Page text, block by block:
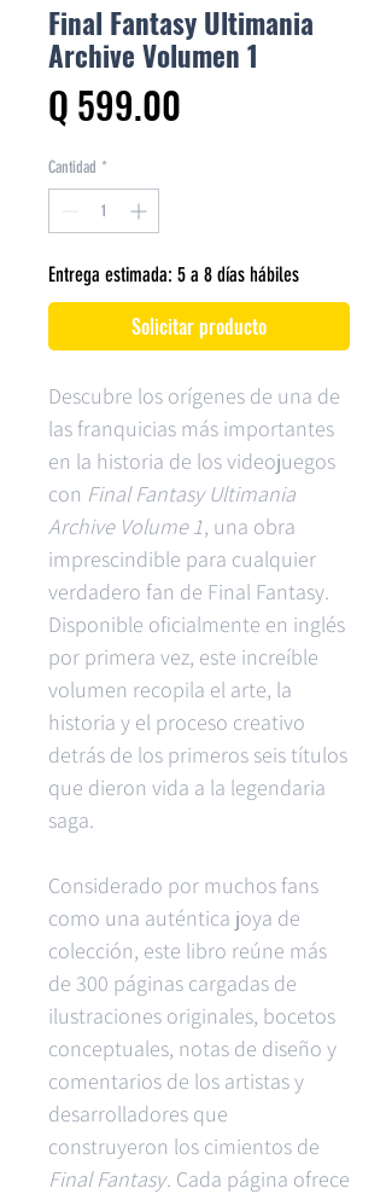
Final Fantasy Ultimania
Archive Volumen 1
Q 599.00
Cantidad *
Entrega estimada: 5 a 8 días hábiles
Solicitar producto
Descubre los orígenes de una de
las franquicias más importantes
en la historia de los videojuegos
con Final Fantasy Ultimania
Archive Volume 1, una obra
imprescindible para cualquier
verdadero fan de Final Fantasy.
Disponible oficialmente en inglés
por primera vez, este increíble
volumen recopila el arte, la
historia y el proceso creativo
detrás de los primeros seis títulos
que dieron vida a la legendaria
saga.
Considerado por muchos fans
como una auténtica joya de
colección, este libro reúne más
de 300 páginas cargadas de
ilustraciones originales, bocetos
conceptuales, notas de diseño y
comentarios de los artistas y
desarrolladores que
construyeron los cimientos de
Final Fantasy. Cada página ofrece